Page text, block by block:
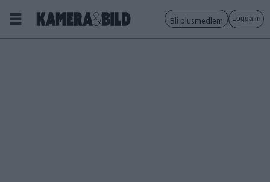
Bli plusmedlem Logga in